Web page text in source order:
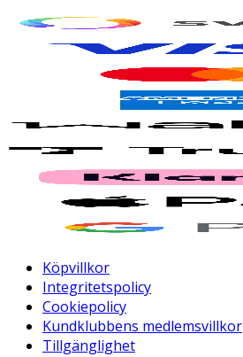
Köpvillkor
Integritetspolicy
Cookiepolicy
Kundklubbens medlemsvillkor
Tillgänglighet